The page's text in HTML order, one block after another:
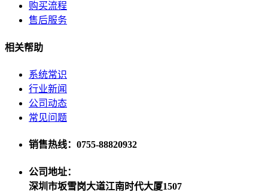
企业文化
购买流程
售后服务
相关帮助
系统常识
行业新闻
公司动态
常见问题
销售热线：0755-88820932
公司地址：
深圳市坂雪岗大道江南时代大厦1507